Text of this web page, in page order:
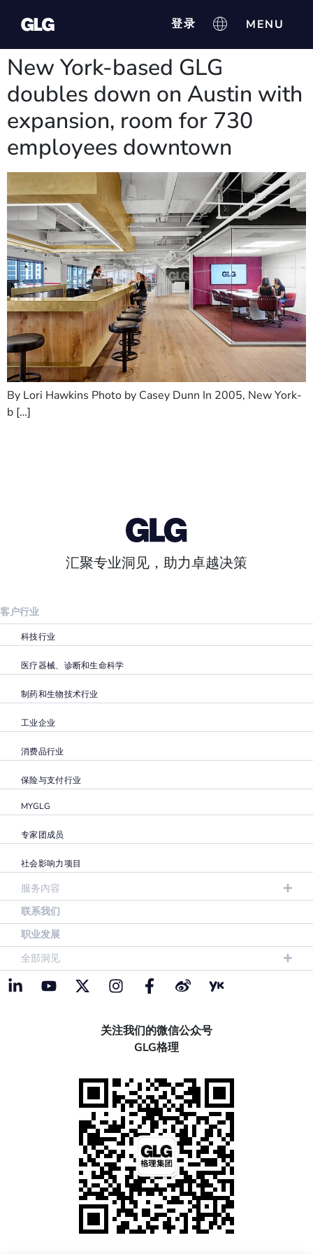
登录
New York-based GLG
doubles down on Austin with
expansion, room for 730
employees downtown
By Lori Hawkins Photo by Casey Dunn In 2005, New York-
b […]
汇聚专业洞见，助力卓越决策
客户行业
科技行业
医疗器械、诊断和生命科学
制药和生物技术行业
工业企业
消费品行业
保险与支付行业
MYGLG
专家团成员
社会影响力项目
服务内容
联系我们
职业发展
全部洞见
关注我们的微信公众号
GLG格理